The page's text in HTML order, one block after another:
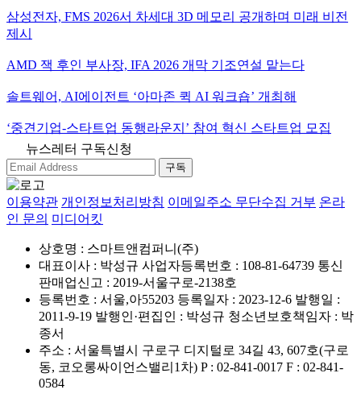
삼성전자, FMS 2026서 차세대 3D 메모리 공개하며 미래 비전
제시
AMD 잭 후인 부사장, IFA 2026 개막 기조연설 맡는다
솔트웨어, AI에이전트 ‘아마존 퀵 AI 워크숍’ 개최해
‘중견기업-스타트업 동행라운지’ 참여 혁신 스타트업 모집
뉴스레터 구독신청
구독
이용약관 개인정보처리방침 이메일주소 무단수집 거부 온라
인 문의 미디어킷
상호명 : 스마트앤컴퍼니(주)
대표이사 : 박성규 사업자등록번호 : 108-81-64739 통신
판매업신고 : 2019-서울구로-2138호
등록번호 : 서울,아55203 등록일자 : 2023-12-6 발행일 :
2011-9-19 발행인·편집인 : 박성규 청소년보호책임자 : 박
종서
주소 : 서울특별시 구로구 디지털로 34길 43, 607호(구로
동, 코오롱싸이언스밸리1차) P : 02-841-0017 F : 02-841-
0584